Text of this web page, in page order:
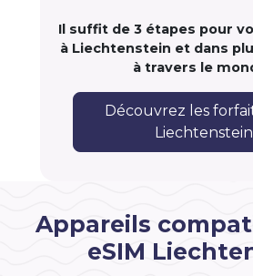
Il suffit de 3 étapes pour
à Liechtenstein et dans
à travers le
Découvrez les
Liechtenstein
Appareils
eSIM